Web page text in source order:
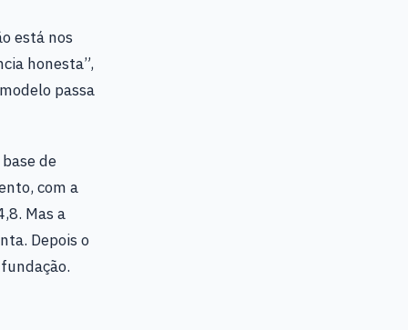
está nos
honesta”,
passa
de
com a
Mas a
Depois o